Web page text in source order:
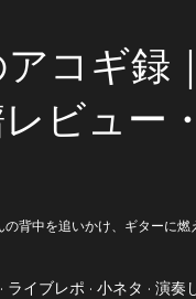
アコギ
ビュー
背中を追いかけ、ギターに
ライブレポ 小ネタ 演奏